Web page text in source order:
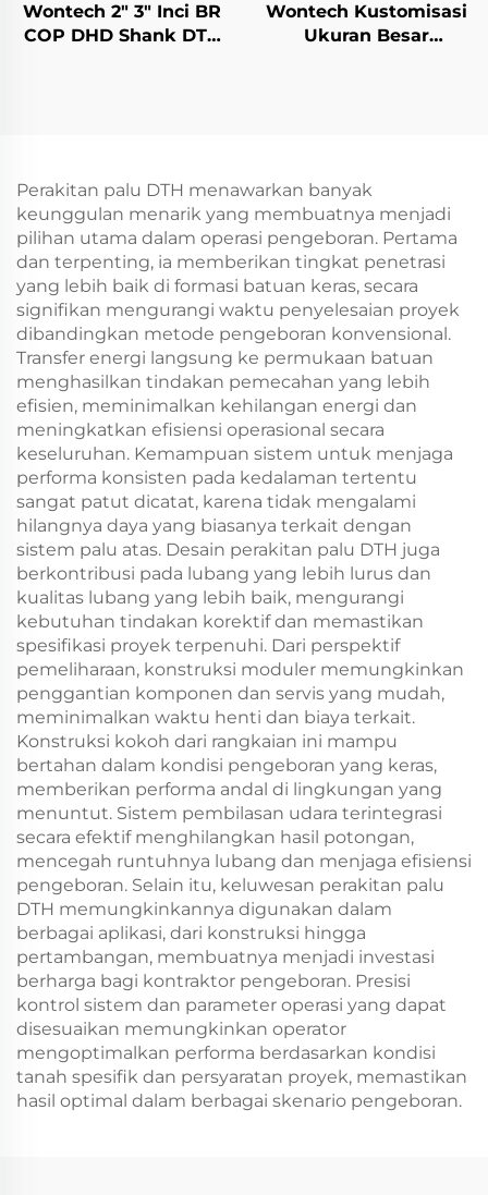
Wontech 2" 3" Inci BR
COP DHD Shank DTH
Wontech Kustomisasi
Ukuran Besar
Perakitan palu DTH menawarkan banyak
keunggulan menarik yang membuatnya menjadi
pilihan utama dalam operasi pengeboran. Pertama
dan terpenting, ia memberikan tingkat penetrasi
yang lebih baik di formasi batuan keras, secara
signifikan mengurangi waktu penyelesaian proyek
dibandingkan metode pengeboran konvensional.
Transfer energi langsung ke permukaan batuan
menghasilkan tindakan pemecahan yang lebih
efisien, meminimalkan kehilangan energi dan
meningkatkan efisiensi operasional secara
keseluruhan. Kemampuan sistem untuk menjaga
performa konsisten pada kedalaman tertentu
sangat patut dicatat, karena tidak mengalami
hilangnya daya yang biasanya terkait dengan
sistem palu atas. Desain perakitan palu DTH juga
berkontribusi pada lubang yang lebih lurus dan
kualitas lubang yang lebih baik, mengurangi
kebutuhan tindakan korektif dan memastikan
spesifikasi proyek terpenuhi. Dari perspektif
pemeliharaan, konstruksi moduler memungkinkan
penggantian komponen dan servis yang mudah,
meminimalkan waktu henti dan biaya terkait.
Konstruksi kokoh dari rangkaian ini mampu
bertahan dalam kondisi pengeboran yang keras,
memberikan performa andal di lingkungan yang
menuntut. Sistem pembilasan udara terintegrasi
secara efektif menghilangkan hasil potongan,
mencegah runtuhnya lubang dan menjaga efisiensi
pengeboran. Selain itu, keluwesan perakitan palu
DTH memungkinkannya digunakan dalam
berbagai aplikasi, dari konstruksi hingga
pertambangan, membuatnya menjadi investasi
berharga bagi kontraktor pengeboran. Presisi
kontrol sistem dan parameter operasi yang dapat
disesuaikan memungkinkan operator
mengoptimalkan performa berdasarkan kondisi
tanah spesifik dan persyaratan proyek, memastikan
hasil optimal dalam berbagai skenario pengeboran.